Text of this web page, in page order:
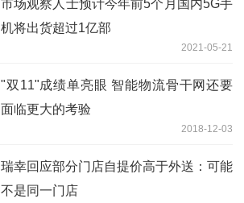
市场观察人士预计今年前5个月国内5G手
机将出货超过1亿部
2021-05-21
"双11"成绩单亮眼 智能物流骨干网还要
面临更大的考验
2018-12-03
瑞幸回应部分门店自提价高于外送：可能
不是同一门店